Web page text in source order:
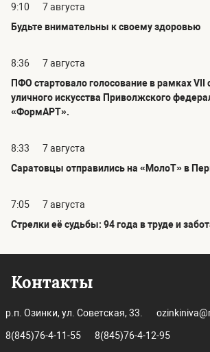
9:10
7 августа
Будьте внимательны к своему здоровью
8:36
7 августа
ПФО стартовало голосование в рамках VII
уличного искусства Приволжского
«ФормАРТ».
8:33
7 августа
Саратовцы отправились на «МолоТ» в
7:05
7 августа
Стрелки её судьбы: 94 года в труде и
Контакты
р.п. Озинки, ул. Советская, 33.
8(845)76-4-11-55 8(845)76-4-12-95